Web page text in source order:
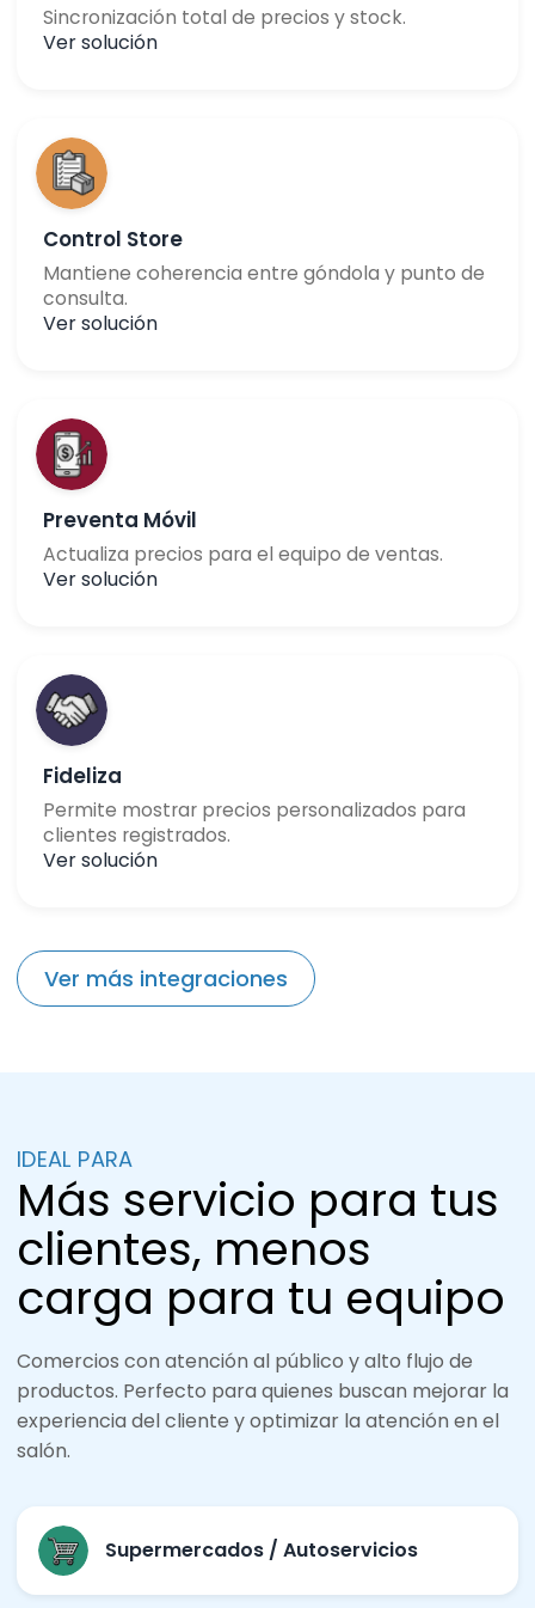
Sincronización total de precios y stock.
Ver solución
Control Store
Mantiene coherencia entre góndola y punto de
consulta.
Ver solución
Preventa Móvil
Actualiza precios para el equipo de ventas.
Ver solución
Fideliza
Permite mostrar precios personalizados para
clientes registrados.
Ver solución
Ver más integraciones
IDEAL PARA
Más servicio para tus
clientes, menos
carga para tu equipo
Comercios con atención al público y alto flujo de
productos. Perfecto para quienes buscan mejorar la
experiencia del cliente y optimizar la atención en el
salón.
Supermercados / Autoservicios